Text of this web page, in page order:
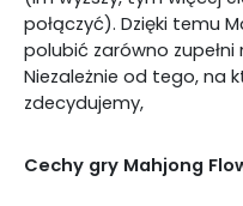
połączyć). Dzięki temu
polubić zarówno zupełni
Niezależnie od tego, na
zdecydujemy,
Cechy gry Mahjong